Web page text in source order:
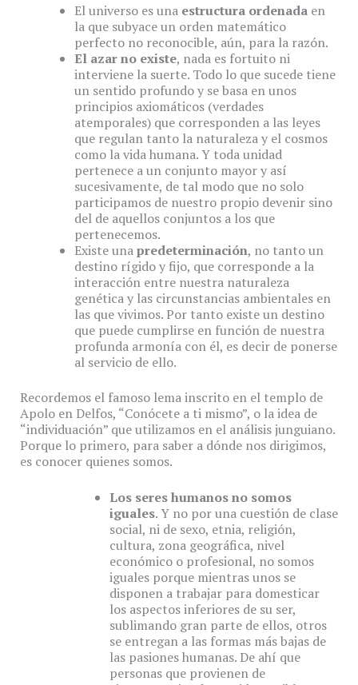
El universo es una estructura ordenadaen
la que subyace un orden matemático
perfecto no reconocible, aún, para la razón.
El azar no existe, nada es fortuito ni
interviene la suerte. Todo lo que sucede tiene
un sentido profundo y se basa en unos
principios axiomáticos (verdades
atemporales) que corresponden a las leyes
que regulan tanto la naturaleza y el cosmos
como la vida humana. Y toda unidad
pertenece a un conjunto mayor y así
sucesivamente, de tal modo que no solo
participamos de nuestro propio devenir sino
del de aquellos conjuntos a los que
pertenecemos.
Existe unapredeterminación, no tanto un
destino rígido y fijo, que corresponde a la
interacción entre nuestra naturaleza
genética y las circunstancias ambientales en
las que vivimos. Por tanto existe un destino
que puede cumplirse en función de nuestra
profunda armonía con él, es decir de ponerse
al servicio de ello.
Recordemos el famoso lema inscrito en el templo de
Apolo en Delfos, “Conócete a ti mismo”, o la idea de
“individuación” que utilizamos en el análisis junguiano.
Porque lo primero, para saber a dónde nos dirigimos,
es conocer quienes somos.
Los seres humanos no somos
iguales. Y no por una cuestión de clase
social, ni de sexo, etnia, religión,
cultura, zona geográfica, nivel
económico o profesional, no somos
iguales porque mientras unos se
disponen a trabajar para domesticar
los aspectos inferiores de su ser,
sublimando gran parte de ellos, otros
se entregan a las formas más bajas de
las pasiones humanas. De ahí que
personas que provienen de